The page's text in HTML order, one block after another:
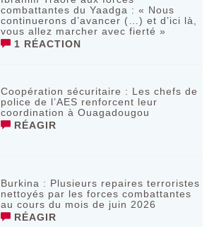
combattantes du Yaadga : « Nous
continuerons d’avancer (…) et d’ici là,
vous allez marcher avec fierté »
1 RÉACTION
Coopération sécuritaire : Les chefs de
police de l’AES renforcent leur
coordination à Ouagadougou
RÉAGIR
‎Burkina : Plusieurs repaires terroristes
nettoyés par les forces combattantes
au cours du mois de juin 2026
RÉAGIR